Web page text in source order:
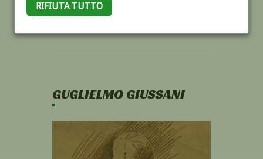
RIFIUTA TUTTO
GUGLIELMO GIUSSANI